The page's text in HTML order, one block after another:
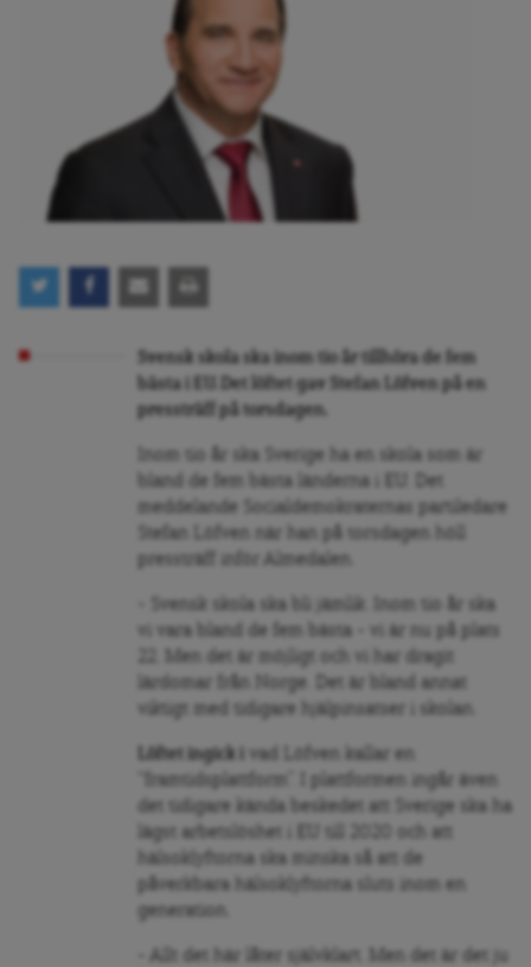
Svensk skola ska inom tio år tillhöra de fem
bästa i EU. Det löftet gav Stefan Löfven på en
pressträff på torsdagen.
Inom tio år ska Sverige ha en skola som är
bland de fem bästa länderna i EU. Det
meddelande Socialdemokraternas partiledare
Stefan Löfven när han på torsdagen höll
pressträff inför Almedalen.
– Svensk skola ska bli jämlik. Inom tio år ska
vi vara bland de fem bästa – vi är nu på plats
22. Men det är möjligt och vi har dragit
lärdomar från Norge. Det är bland annat
viktigt med tidigare hjälpinsatser i skolan.
Löftet ingick i
vad Löfven kallar en
“framtidsplattform”. I plattformen ingår även
det tidigare kända beskedet att Sverige ska ha
lägst arbetslöshet i EU till 2020 och att
hälsoklyftorna ska minska så att de
påverkbara hälsoklyftorna sluts inom en
generation.
– Allt det här låter självklart. Men det är det ju